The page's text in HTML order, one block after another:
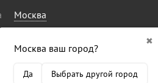
Москва
✖
Москва ваш город?
Да Выбрать другой город
63-51
34-38
Наша почта: